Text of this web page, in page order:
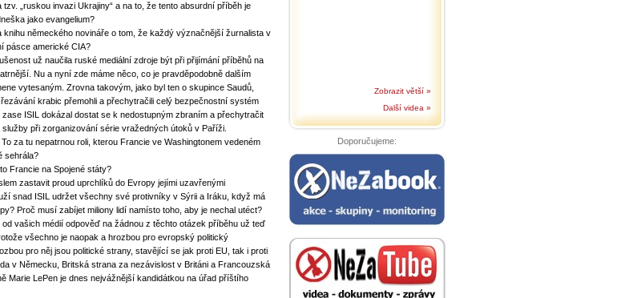
tzv. „ruskou invazi Ukrajiny“ a na to, že tento absurdní příběh je
jako evangelium?
knihu německého novináře o tom, že každý význačnější žurnalista v
pásce americké CIA?
už naučila ruské mediální zdroje být při přijímání příběhů na
Nu a nyní zde máme něco, co je pravděpodobně dalším
vytesaným. Zrovna takovým, jako byl ten o skupince Saudů,
krabic přemohli a přechytračili celý bezpečnostní systém
ISIL dokázal dostat se k nedostupným zbraním a přechytračit
při zorganizování série vražedných útoků v Paříži.
za tu nepatrnou roli, kterou Francie ve Washingtonem vedeném
sehrála?
Francie na Spojené státy?
zastavit proud uprchlíků do Evropy jejími uzavřenými
snad ISIL udržet všechny své protivníky v Sýrii a Iráku, když má
Proč musí zabíjet miliony lidí namísto toho, aby je nechal utéct?
vašich médií odpověď na žádnou z těchto otázek příběhu už teď
všechno je naopak a hrozbou pro evropský politický
pro něj jsou politické strany, stavějící se jak proti EU, tak i proti
v Německu, Britská strana za nezávislost v Británi a Francouzská
Marie LePen je dnes nejvážnější kandidátkou na úřad příštího
Zobrazit větší »
Další videa »
Doporučujeme: